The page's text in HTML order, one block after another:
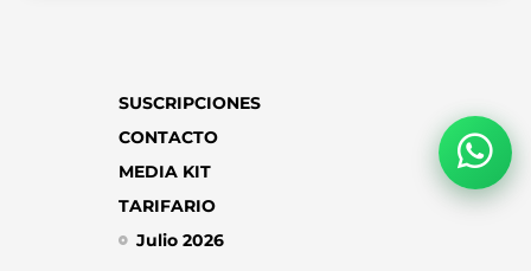
SUSCRIPCIONES
CONTACTO
MEDIA KIT
TARIFARIO
Julio 2026